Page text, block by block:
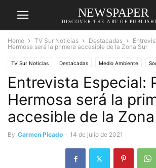
NEWSPAPER
DISCOVER THE ART OF
Home TV Sur Noticias Destacadas
Hermosa será la primera accesible de la Zona Sur
TV Sur Noticias Destacadas Medio Ambiente
Entrevista Especial:
Hermosa será la
accesible de la
By Carmen Picado - 14 de julio de 2021